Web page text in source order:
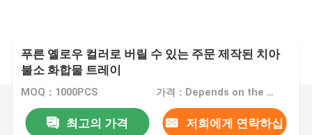
푸른 옐로우 컬러로 버릴 수 있는 주문 제작된 치아
불소 화합물 트레이
MOQ：1000PCS 가격：Depends on the order quantity
최고의 가격 저희에게 연락하십